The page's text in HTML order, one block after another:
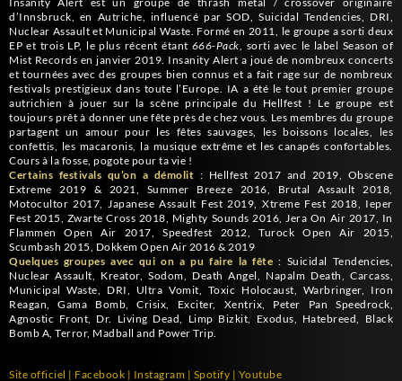
d’Innsbruck, en Autriche, influencé par SOD, Suicidal Tendencies, DRI,
Nuclear Assault et Municipal Waste. Formé en 2011, le groupe a sorti deux
EP et trois LP, le plus récent étant 666-Pack, sorti avec le label Season of
Mist Records en janvier 2019. Insanity Alert a joué de nombreux concerts
et tournées avec des groupes bien connus et a fait rage sur de nombreux
festivals prestigieux dans toute l’Europe. IA a été le tout premier groupe
autrichien à jouer sur la scène principale du Hellfest ! Le groupe est
toujours prêt à donner une fête près de chez vous. Les membres du groupe
partagent un amour pour les fêtes sauvages, les boissons locales, les
confettis, les macaronis, la musique extrême et les canapés confortables.
Cours à la fosse, pogote pour ta vie !
Certains festivals qu’on a démolit : Hellfest 2017 and 2019, Obscene
Extreme 2019 & 2021, Summer Breeze 2016, Brutal Assault 2018,
Motocultor 2017, Japanese Assault Fest 2019, Xtreme Fest 2018, Ieper
Fest 2015, Zwarte Cross 2018, Mighty Sounds 2016, Jera On Air 2017, In
Flammen Open Air 2017, Speedfest 2012, Turock Open Air 2015,
Scumbash 2015, Dokkem Open Air 2016 & 2019
Quelques groupes avec qui on a pu faire la fête : Suicidal Tendencies,
Nuclear Assault, Kreator, Sodom, Death Angel, Napalm Death, Carcass,
Municipal Waste, DRI, Ultra Vomit, Toxic Holocaust, Warbringer, Iron
Reagan, Gama Bomb, Crisix, Exciter, Xentrix, Peter Pan Speedrock,
Agnostic Front, Dr. Living Dead, Limp Bizkit, Exodus, Hatebreed, Black
Bomb A, Terror, Madball and Power Trip.
Site officiel | Facebook | Instagram | Spotify | Youtube